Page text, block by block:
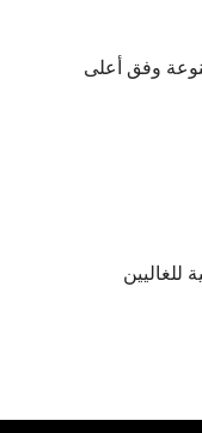
وفق أعلى
للغاليين